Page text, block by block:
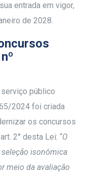
entrada em vigor,
de 2028.
público
2024 foi criada
os concursos
2° desta Lei: “O
isonômica
meio da avaliação